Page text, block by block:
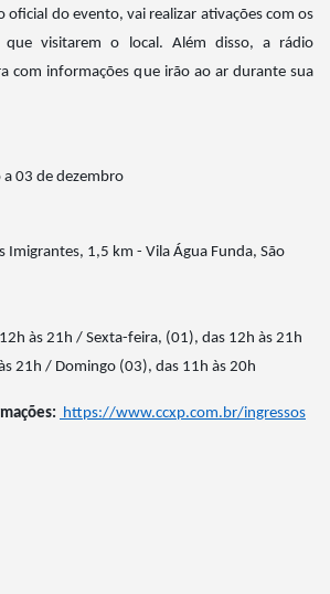
oficial do evento, vai realizar ativações com os
que visitarem o local. Além disso, a rádio
com informações que irão ao ar durante sua
03 de dezembro
Imigrantes, 1,5 km - Vila Água Funda, São
às 21h / Sexta-feira, (01), das 12h às 21h
21h / Domingo (03), das 11h às 20h
https://www.ccxp.com.br/ingressos